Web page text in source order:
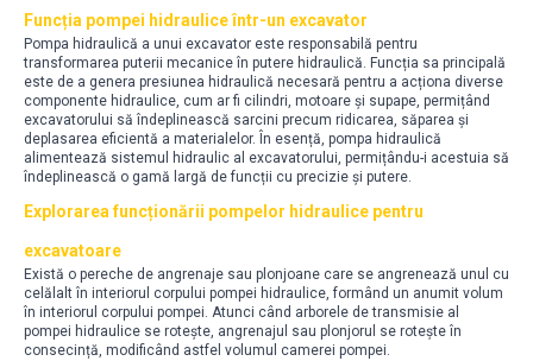
Funcția pompei hidraulice într-un excavator
Pompa hidraulică a unui excavator este responsabilă pentru
transformarea puterii mecanice în putere hidraulică. Funcția sa principală
este de a genera presiunea hidraulică necesară pentru a acționa diverse
componente hidraulice, cum ar fi cilindri, motoare și supape, permițând
excavatorului să îndeplinească sarcini precum ridicarea, săparea și
deplasarea eficientă a materialelor. În esență, pompa hidraulică
alimentează sistemul hidraulic al excavatorului, permițându-i acestuia să
îndeplinească o gamă largă de funcții cu precizie și putere.
Explorarea funcționării pompelor hidraulice pentru
excavatoare
Există o pereche de angrenaje sau plonjoane care se angrenează unul cu
celălalt în interiorul corpului pompei hidraulice, formând un anumit volum
în interiorul corpului pompei. Atunci când arborele de transmisie al
pompei hidraulice se rotește, angrenajul sau plonjorul se rotește în
consecință, modificând astfel volumul camerei pompei.